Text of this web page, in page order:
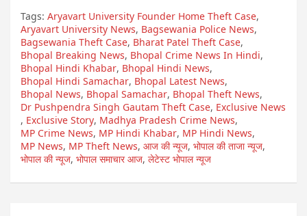
Tags: Aryavart University Founder Home Theft Case,
Aryavart University News, Bagsewania Police News,
Bagsewania Theft Case, Bharat Patel Theft Case,
Bhopal Breaking News, Bhopal Crime News In Hindi,
Bhopal Hindi Khabar, Bhopal Hindi News,
Bhopal Hindi Samachar, Bhopal Latest News,
Bhopal News, Bhopal Samachar, Bhopal Theft News,
Dr Pushpendra Singh Gautam Theft Case, Exclusive News
, Exclusive Story, Madhya Pradesh Crime News,
MP Crime News, MP Hindi Khabar, MP Hindi News,
MP News, MP Theft News, आज की न्यूज, भोपाल की ताजा न्यूज,
भोपाल की न्यूज, भोपाल समाचार आज, लेटेस्ट भोपाल न्यूज